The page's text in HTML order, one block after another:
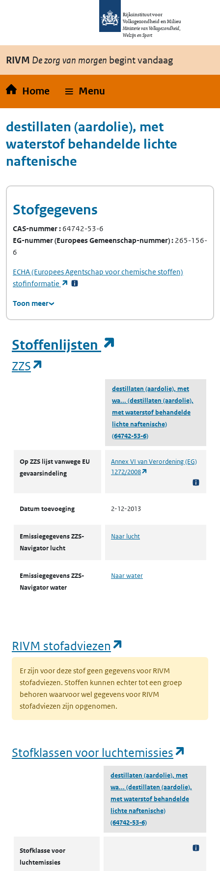
Overslaan en naar de inhoud gaan
Rijksinstituut voor
Volksgezondheid en Milieu
Ministerie van Volksgezondheid,
Welzijn en Sport
RIVM De zorg van morgen begint vandaag
Home Menu
destillaten (aardolie), met
waterstof behandelde lichte
naftenische
Stofgegevens
CAS-nummer 64742-53-6
EG-nummer(Europees Gemeenschap-nummer) 265-156-
6
ECHA(Europees Agentschap voor chemische stoffen)
stofinformatie
(opent in een nieuw tabblad)
Toon meer
Stoffenlijsten
ZZS
destillaten (aardolie), met
wa... (destillaten (aardolie),
met waterstof behandelde
lichte naftenische)
(64742-53-6)
Op ZZS lijst vanwege EU
gevaarsindeling
Annex VI van Verordening (EG)
1272/2008
Datum toevoeging 2-12-2013
Emissiegegevens ZZS-
Navigator lucht
Naar lucht
Emissiegegevens ZZS-
Navigator water
Naar water
RIVM stofadviezen
Er zijn voor deze stof geen gegevens voor RIVM
stofadviezen. Stoffen kunnen echter tot een groep
behoren waarvoor wel gegevens voor RIVM
stofadviezen zijn opgenomen.
Stofklassen voor luchtemissies
destillaten (aardolie), met
wa... (destillaten (aardolie),
met waterstof behandelde
lichte naftenische)
(64742-53-6)
Stofklasse voor
luchtemissies